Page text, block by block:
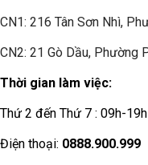
CN1: 216 Tân Sơn Nhì,
CN2: 21 Gò Dầu, Phường
Thời gian làm việc:
Thứ 2 đến Thứ 7 : 09h-
Điện thoại: 0888.900.999